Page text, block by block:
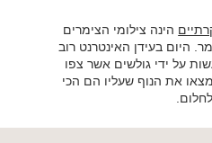
הינה צילומי הצימרים
היום בעידן האינטרנט רוב
על ידי גולשים אשר צפו
את הנוף שעליו הם הכי